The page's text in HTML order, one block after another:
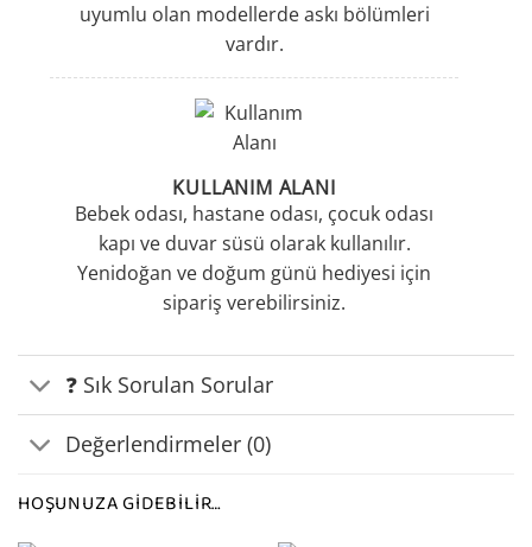
uyumlu olan modellerde askı bölümleri
vardır.
KULLANIM ALANI
Bebek odası, hastane odası, çocuk odası
kapı ve duvar süsü olarak kullanılır.
Yenidoğan ve doğum günü hediyesi için
sipariş verebilirsiniz.
❓ Sık Sorulan Sorular
Değerlendirmeler (0)
HOŞUNUZA GIDEBILIR…